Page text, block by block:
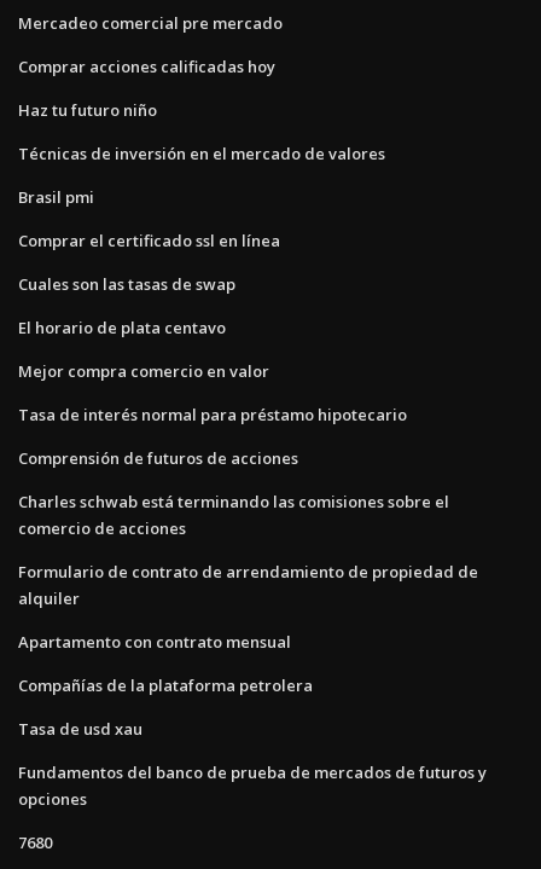
Mercadeo comercial pre mercado
Comprar acciones calificadas hoy
Haz tu futuro niño
Técnicas de inversión en el mercado de valores
Brasil pmi
Comprar el certificado ssl en línea
Cuales son las tasas de swap
El horario de plata centavo
Mejor compra comercio en valor
Tasa de interés normal para préstamo hipotecario
Comprensión de futuros de acciones
Charles schwab está terminando las comisiones sobre el
comercio de acciones
Formulario de contrato de arrendamiento de propiedad de
alquiler
Apartamento con contrato mensual
Compañías de la plataforma petrolera
Tasa de usd xau
Fundamentos del banco de prueba de mercados de futuros y
opciones
7680